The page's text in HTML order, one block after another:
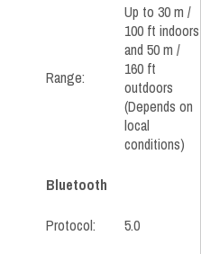
Range:
Up to 30 m /
100 ft indoors
and 50 m /
160 ft
outdoors
(Depends on
local
conditions)
Bluetooth
Protocol: 5.0